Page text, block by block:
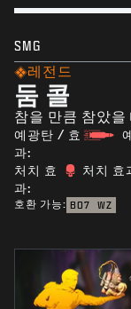
SMG
레전드
둠 콜
참을 만큼 참았
예광탄 / 효
과:
처치 효
과:
처치 효
호환 가능: BO7 WZ